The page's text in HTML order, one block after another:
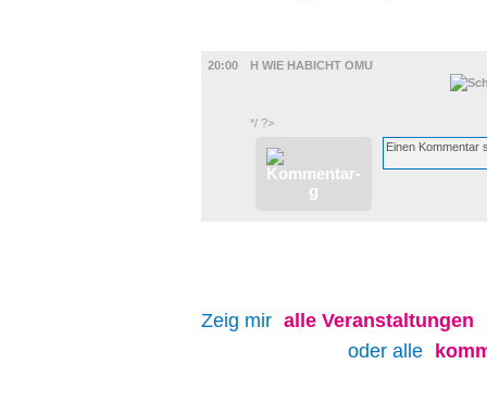
20:00
H WIE HABICHT OMU
*/ ?>
Zeig mir alle Veranstaltungen
oder alle